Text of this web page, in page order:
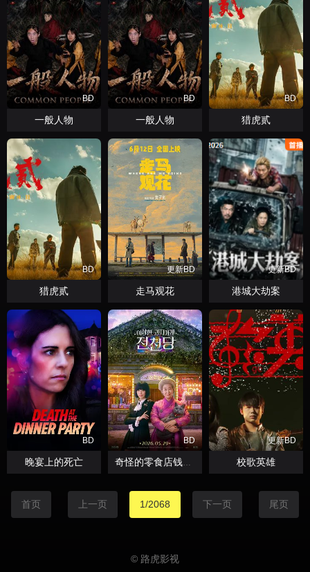
BD
一般人物
BD
一般人物
BD
猎虎贰
BD
猎虎贰
更新BD
走马观花
更新BD
港城大劫案
BD
晚宴上的死亡
BD
奇怪的零食店钱天堂
更新BD
校歌英雄
首页 上一页 1/2068 下一页 尾页
© 路虎影视